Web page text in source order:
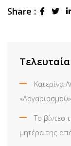
Share :
Κατερίνα
Το βίντεο
μητέρα της